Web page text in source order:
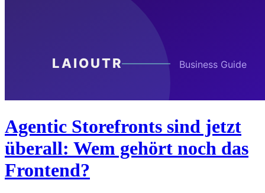
Agentic Storefronts sind jetzt
überall: Wem gehört noch das
Frontend?